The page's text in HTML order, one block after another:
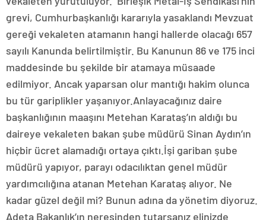
grevi, Cumhurbaşkanlığı kararıyla yasaklandı Mevzuat
gereği vekaleten atamanın hangi hallerde olacağı 657
sayılı Kanunda belirtilmiştir. Bu Kanunun 86 ve 175 inci
maddesinde bu şekilde bir atamaya müsaade
edilmiyor. Ancak yaparsan olur mantığı hakim olunca
bu tür gariplikler yaşanıyor.Anlayacağınız daire
başkanlığının maaşını Metehan Karataş’ın aldığı bu
daireye vekaleten bakan şube müdürü Sinan Aydın’ın
hiçbir ücret alamadığı ortaya çıktı.İşi gariban şube
müdürü yapıyor, parayı odacılıktan genel müdür
yardımcılığına atanan Metehan Karataş alıyor. Ne
kadar güzel değil mi? Bunun adına da yönetim diyoruz.
Adeta Bakanlık’ın neresinden tutarsanız elinizde